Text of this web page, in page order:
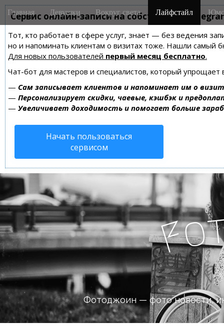
Сервис онлайн-записи на собственном
Тот, кто работает в сфере услуг, знает — без ведения
но и напоминать клиентам о визитах тоже. Нашли самый
Для новых пользователей первый месяц бесплатно.
Чат-бот для мастеров и специалистов, который упрощает
— Сам записывает клиентов и напоминает им о
— Персонализирует скидки, чаевые, кэшбэк и
— Увеличивает доходимость и помогает больше
Начать пользоваться
сервисом
M
a
n
m
e
n
u
i
Главная Девушки Вокруг света Лайфстайл
Fo
Фотоджоин — фото новости,